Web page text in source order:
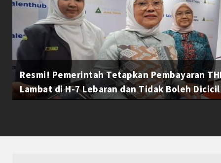
Resmi! Pemerintah Tetapkan Pembayaran
Lambat di H-7 Lebaran dan Tidak Boleh Dicicil